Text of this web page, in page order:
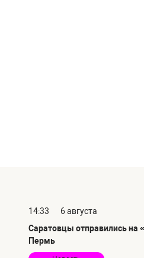
14:33
6 августа
Саратовцы отправились на
Пермь